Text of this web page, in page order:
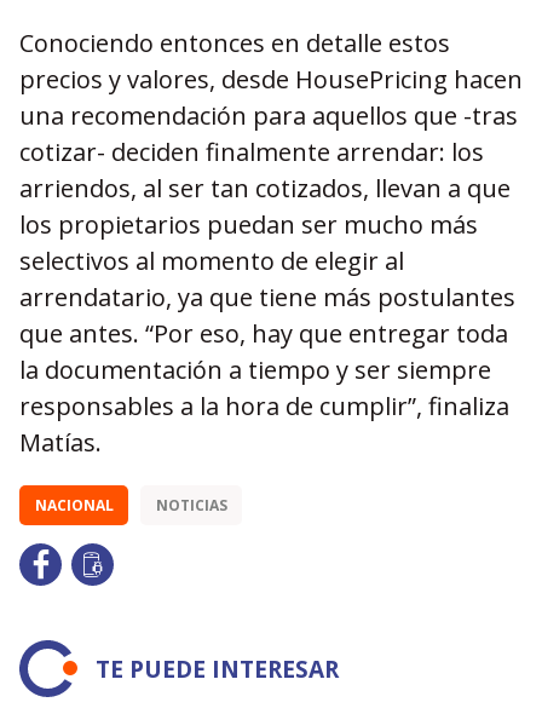
Conociendo entonces en detalle estos
precios y valores, desde HousePricing hacen
una recomendación para aquellos que -tras
cotizar- deciden finalmente arrendar: los
arriendos, al ser tan cotizados, llevan a que
los propietarios puedan ser mucho más
selectivos al momento de elegir al
arrendatario, ya que tiene más postulantes
que antes. “Por eso, hay que entregar toda
la documentación a tiempo y ser siempre
responsables a la hora de cumplir”, finaliza
Matías.
NACIONAL NOTICIAS
TE PUEDE INTERESAR